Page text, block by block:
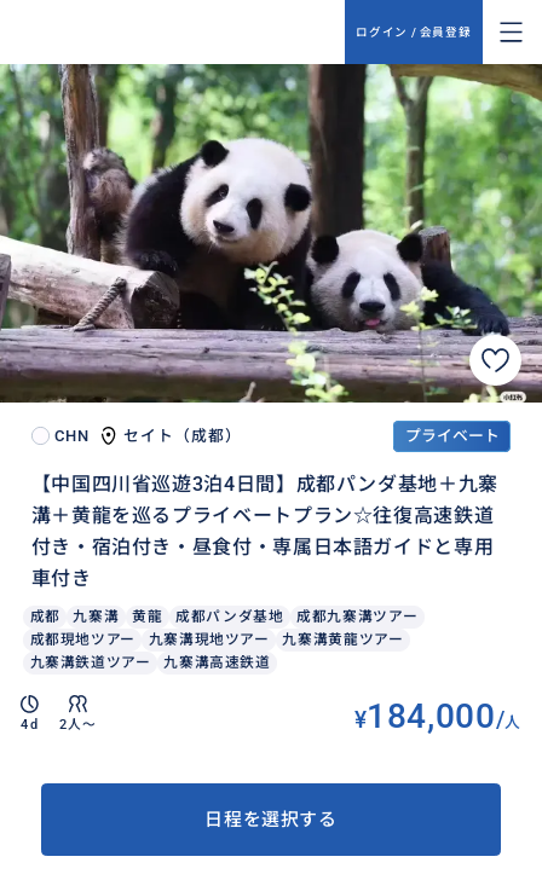
ログイン / 会員登録
CHN セイト（成都） プライベート
【中国四川省巡遊3泊4日間】成都パンダ基地＋九寨
溝＋黄龍を巡るプライベートプラン☆往復高速鉄道
付き・宿泊付き・昼食付・専属日本語ガイドと専用
車付き
成都 九寨溝 黄龍 成都パンダ基地
成都九寨溝ツアー
成都現地ツアー
九寨溝現地ツアー
九寨溝黄龍ツアー
九寨溝鉄道ツアー
九寨溝高速鉄道
4d 2人〜 ¥184,000/人
日程を選択する